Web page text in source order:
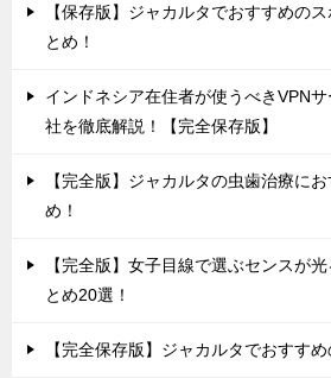
【保存版】ジャカルタでおすすめの
とめ！
インドネシア在住者が使うべきVPN
社を徹底解説！【完全保存版】
【完全版】ジャカルタの虫歯治療に
め！
【完全版】女子目線で選ぶセンスが
とめ20選！
【完全保存版】ジャカルタでおすす